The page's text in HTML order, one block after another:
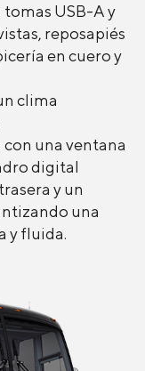
USB-A y
reposapiés
en cuero y
clima
una ventana
digital
y un
una
y fluida.